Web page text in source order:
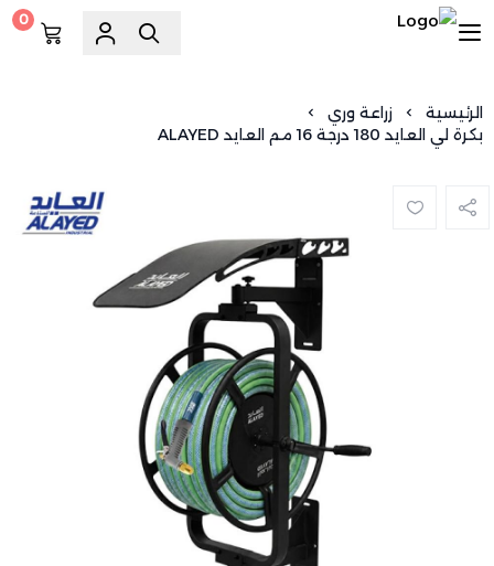
0
الرئيسية
زراعة وري
بكرة لي العايد 180 درجة 16 مم العايد ALAYED